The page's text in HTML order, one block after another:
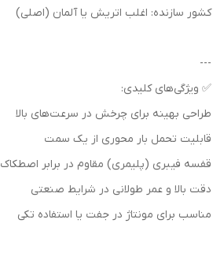
کشور سازنده: اغلب اتریش یا آلمان (اصلی)
---
✅ ویژگی‌های کلیدی:
طراحی بهینه برای چرخش در سرعت‌های بالا
قابلیت تحمل بار محوری از یک سمت
قفسه فیبری (پلیمری) مقاوم در برابر اصطکاک
دقت بالا و عمر طولانی در شرایط صنعتی
مناسب برای مونتاژ در جفت یا استفاده تکی